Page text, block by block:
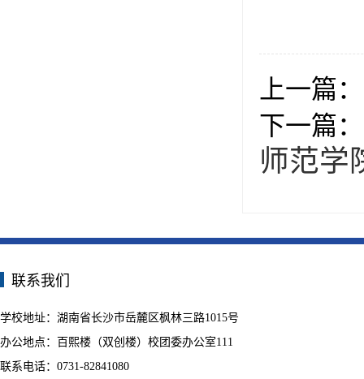
上一篇：
下一篇：
师范学
联系我们
学校地址：湖南省长沙市岳麓区枫林三路1015号
办公地点：百熙楼（双创楼）校团委办公室111
联系电话：0731-82841080